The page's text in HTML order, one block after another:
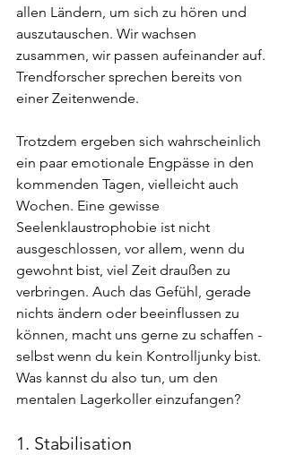
allen Ländern, um sich zu hören und
auszutauschen. Wir wachsen
zusammen, wir passen aufeinander auf.
Trendforscher sprechen bereits von
einer Zeitenwende.
Trotzdem ergeben sich wahrscheinlich
ein paar emotionale Engpässe in den
kommenden Tagen, vielleicht auch
Wochen. Eine gewisse
Seelenklaustrophobie ist nicht
ausgeschlossen, vor allem, wenn du
gewohnt bist, viel Zeit draußen zu
verbringen. Auch das Gefühl, gerade
nichts ändern oder beeinflussen zu
können, macht uns gerne zu schaffen -
selbst wenn du kein Kontrolljunky bist.
Was kannst du also tun, um den
mentalen Lagerkoller einzufangen?
1. Stabilisation